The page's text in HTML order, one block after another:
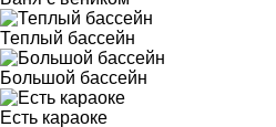
Теплый бассейн
Большой бассейн
Есть караоке